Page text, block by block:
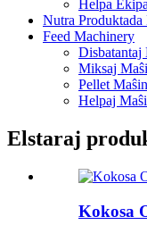
Helpa
Nutra
Feed Machinery
Disbatantaj
Miksaj
Pellet
Helpaj
Elstaraj
Kokosa